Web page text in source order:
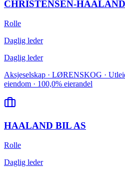
CHRISTENSEN-
Rolle
Daglig leder
Daglig leder
Aksjeselskap · LØRENSKOG ·
eiendom · 100,0% eierandel
HAALAND BIL AS
Rolle
Daglig leder